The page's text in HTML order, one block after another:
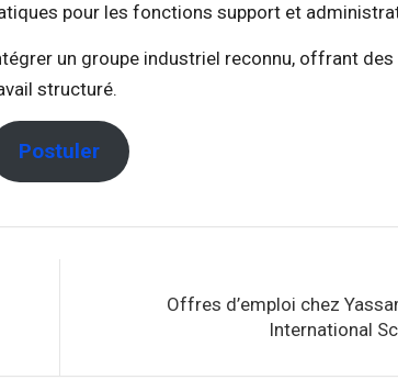
pour les fonctions support et
un groupe industriel reconnu, offrant des
structuré.
Postuler
Offres d’emploi chez
International